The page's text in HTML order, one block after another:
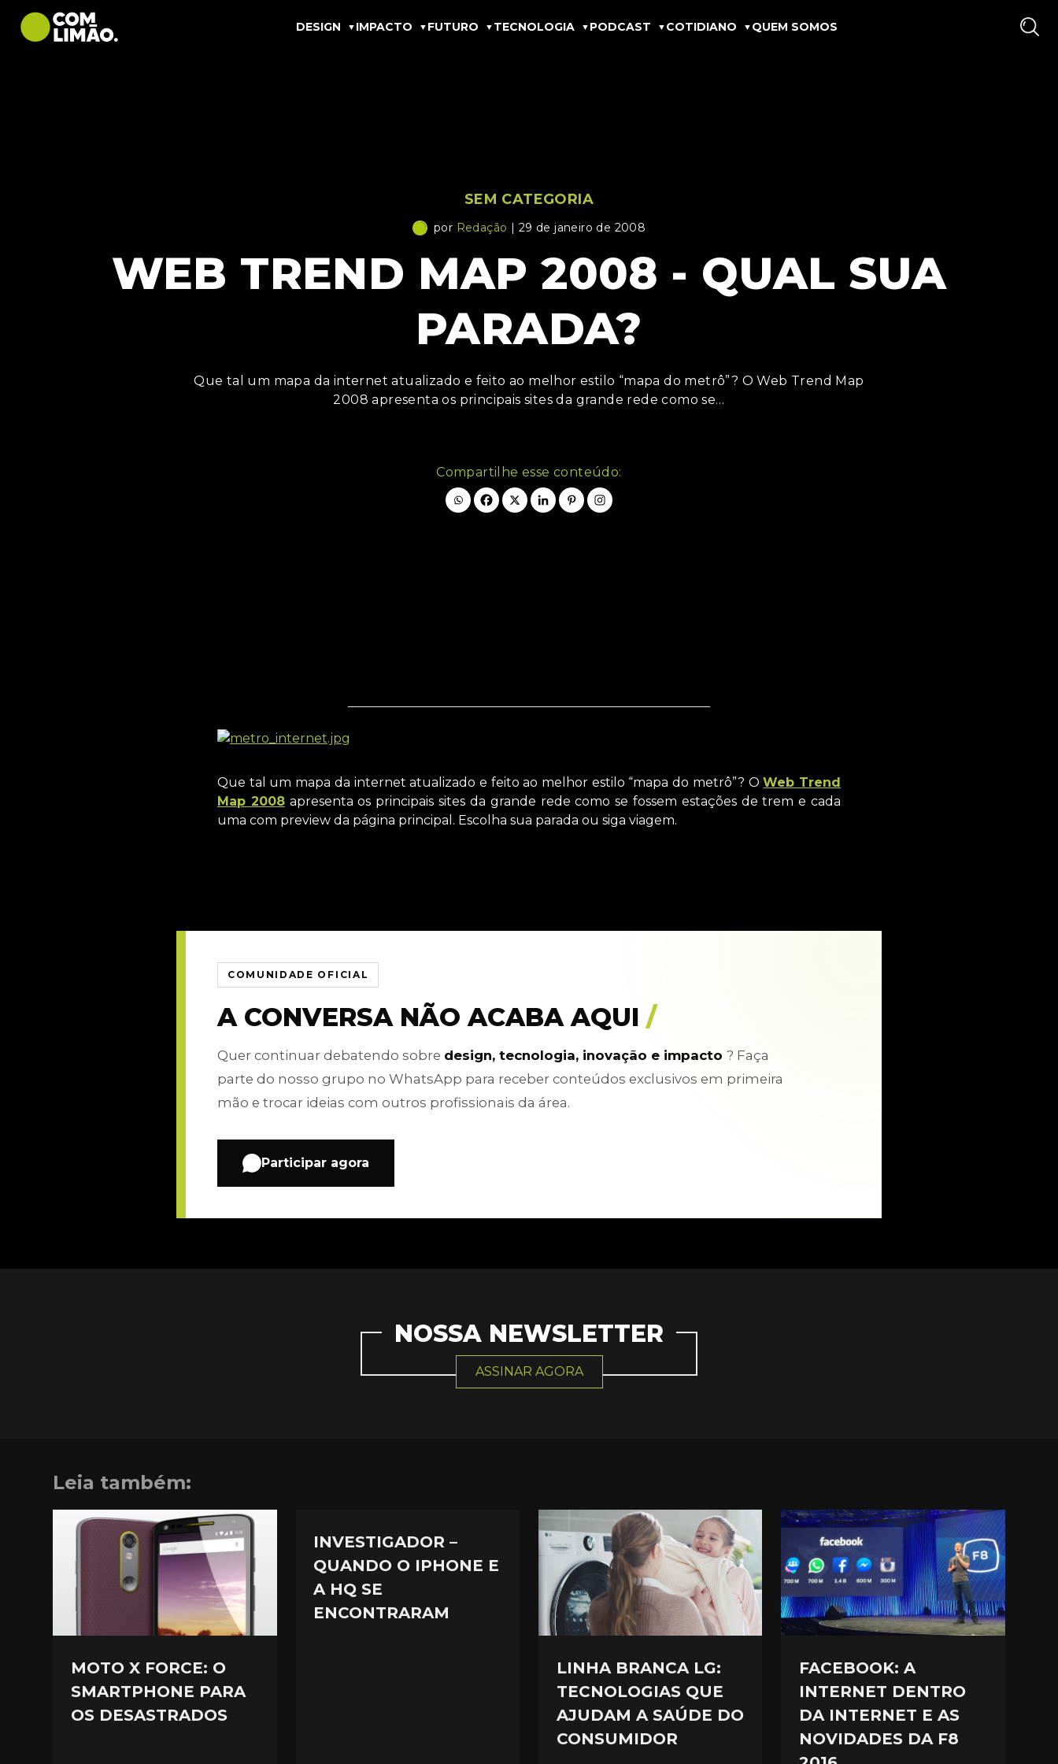
DESIGN IMPACTO FUTURO TECNOLOGIA PODCAST COTIDIANO QUEM SOMOS
SEM CATEGORIA
por Redação | 29 de janeiro de 2008
WEB TREND MAP 2008 - QUAL SUA
PARADA?
Que tal um mapa da internet atualizado e feito ao melhor estilo “mapa do metrô”? O Web Trend Map
2008 apresenta os principais sites da grande rede como se…
Compartilhe esse conteúdo:
Que tal um mapa da internet atualizado e feito ao melhor estilo “mapa do metrô”? OWeb Trend
Map 2008apresenta os principais sites da grande rede como se fossem estações de trem e cada
uma com preview da página principal. Escolha sua parada ou siga viagem.
COMUNIDADE OFICIAL
A CONVERSA NÃO ACABA AQUI /
Quer continuar debatendo sobre design, tecnologia, inovação e impacto ? Faça
parte do nosso grupo no WhatsApp para receber conteúdos exclusivos em primeira
mão e trocar ideias com outros profissionais da área.
Participar agora
NOSSA NEWSLETTER
ASSINAR AGORA
Leia também:
MOTO X FORCE: O
SMARTPHONE PARA
OS DESASTRADOS
INVESTIGADOR –
QUANDO O IPHONE E
A HQ SE
ENCONTRARAM
LINHA BRANCA LG:
TECNOLOGIAS QUE
AJUDAM A SAÚDE DO
CONSUMIDOR
FACEBOOK: A
INTERNET DENTRO
DA INTERNET E AS
NOVIDADES DA F8